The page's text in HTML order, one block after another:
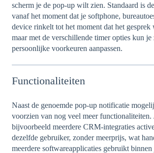
scherm je de pop-up wilt zien. Standaard is
vanaf het moment dat je softphone,
device rinkelt tot het moment dat het gesprek
maar met de verschillende timer opties kun je
persoonlijke voorkeuren aanpassen.
Functionaliteiten
Naast de genoemde pop-up notificatie
voorzien van nog veel meer functionaliteiten.
bijvoorbeeld meerdere CRM-integraties
dezelfde gebruiker, zonder meerprijs, wat
meerdere softwareapplicaties gebruikt